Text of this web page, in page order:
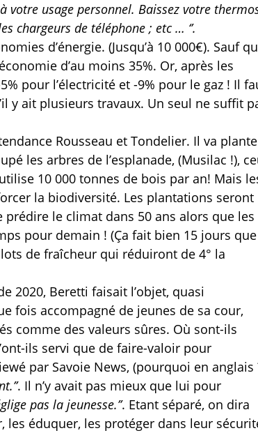
usage personnel. Baissez votre
chargeurs de téléphone ; etc … ‘’.
d’énergie. (Jusqu’à 10 000€). Sauf
d’au moins 35%. Or, après les
pour l’électricité et -9% pour le gaz ! Il
y ait plusieurs travaux. Un seul ne suffit
Rousseau et Tondelier. Il va
les arbres de l’esplanade, (Musilac !),
10 000 tonnes de bois par an! Mais
la biodiversité. Les plantations seront
le climat dans 50 ans alors que les
pour demain ! (Ça fait bien 15 jours
de fraîcheur qui réduiront de 4° la
2020, Beretti faisait l’objet, quasi
fois accompagné de jeunes de sa cour,
comme des valeurs sûres. Où sont-ils
ils servi que de faire-valoir pour
par Savoie News, (pourquoi en anglais
. Il n’y avait pas mieux que lui pour
pas la jeunesse.’’. Etant séparé, on dira
les éduquer, les protéger dans leur